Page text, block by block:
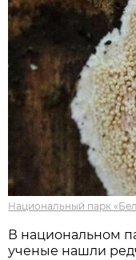
Национальный парк
В национальном
ученые нашли